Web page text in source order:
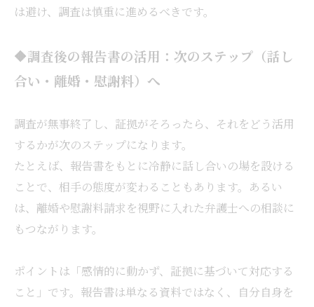
は避け、調査は慎重に進めるべきです。
🔶調査後の報告書の活用：次のステップ（話し
合い・離婚・慰謝料）へ
調査が無事終了し、証拠がそろったら、それをどう活用
するかが次のステップになります。
たとえば、報告書をもとに冷静に話し合いの場を設ける
ことで、相手の態度が変わることもあります。あるい
は、離婚や慰謝料請求を視野に入れた弁護士への相談に
もつながります。
ポイントは「感情的に動かず、証拠に基づいて対応する
こと」です。報告書は単なる資料ではなく、自分自身を